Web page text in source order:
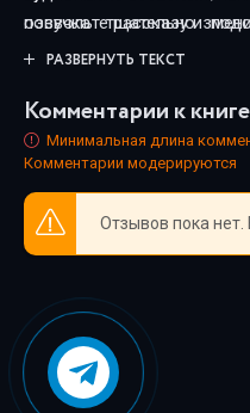
озвучка тщательно
произведения и
триллеры и любовные
каждый нашёл книгу по
позвольте рассказу
РАЗВЕРНУТЬ ТЕКСТ
Комментарии к книге
Минимальная длина
Комментарии модерируются
Отзывов пока